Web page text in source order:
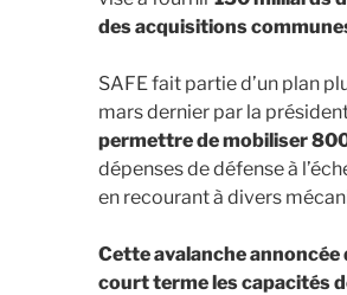
des acquisitions
SAFE fait partie d’un plan
mars dernier par la
permettre de mobiliser
dépenses de défense à
en recourant à divers
Cette avalanche
court terme les capacités